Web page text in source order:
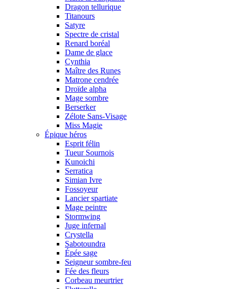
Dragon tellurique
Titanours
Satyre
Spectre de cristal
Renard boréal
Dame de glace
Cynthia
Maître des Runes
Matrone cendrée
Droïde alpha
Mage sombre
Berserker
Zélote Sans-Visage
Miss Magie
Épique héros
Esprit félin
Tueur Sournois
Kunoichi
Serratica
Simian Ivre
Fossoyeur
Lancier spartiate
Mage peintre
Stormwing
Juge infernal
Crystella
Sabotoundra
Épée sage
Seigneur sombre-feu
Fée des fleurs
Corbeau meurtrier